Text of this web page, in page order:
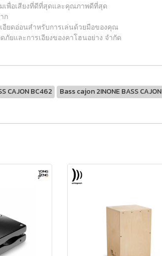
เพื่อเสียงที่ดีที่สุดและคุณภาพดีที่สุด
ก
อียดอ่อนสำหรับการเล่นด้วยมือของคุณ
ภัยและการเอียงของคาโฮนอย่าง จำกัด
CAJON BC462 Bass cajon 2INONE BASS CAJON